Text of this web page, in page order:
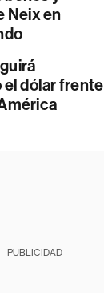
Neix en
dólar frente
PUBLICIDAD